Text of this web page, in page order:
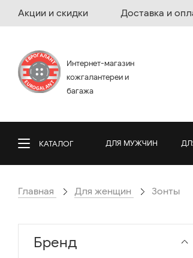
Акции и скидки Доставка и
Интернет-магазин
кожгалантереи и
багажа
КАТАЛОГ ДЛЯ МУЖЧИН
Главная Для женщин Зонты
Бренд